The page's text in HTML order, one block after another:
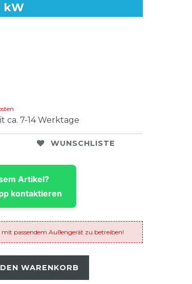
kW
ca. 7-14 Werktage
WUNSCHLISTE
Artikel?
kontaktieren
mit passendem Außengerät zu betreiben!
WARENKORB